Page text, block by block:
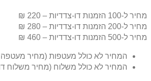
מחיר ל-100 הזמנות דו-צדדיות – 220 ₪
מחיר ל-200 הזמנות דו-צדדיות – 280 ₪
מחיר ל-500 הזמנות דו-צדדיות – 460 ₪
המחיר לא כולל מעטפות (מחיר מעטפה 50 אג’ ליחידה)
המחיר לא כולל משלוח (מחיר משלוח דואר